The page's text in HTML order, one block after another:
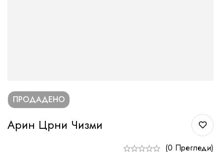
ПРОДАДЕНО
Арин Црни Чизми
(0 Прегледи)